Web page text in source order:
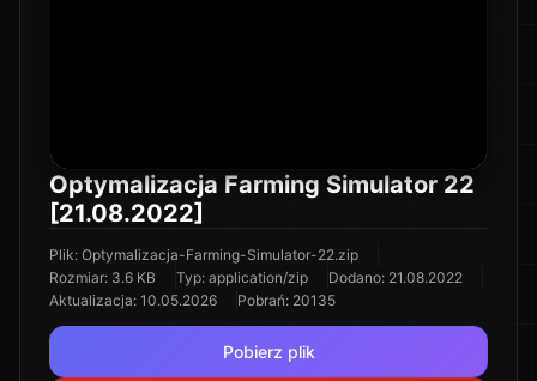
Optymalizacja Farming Simulator 22
[21.08.2022]
Plik: Optymalizacja-Farming-Simulator-22.zip
Rozmiar: 3.6 KB Typ: application/zip Dodano: 21.08.2022
Aktualizacja: 10.05.2026 Pobrań: 20135
Pobierz plik